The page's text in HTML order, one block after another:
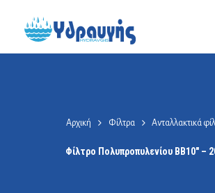
Αρχική Φίλτρα Ανταλλακτικά
Φίλτρο Πολυπροπυλενίου BB10″ –